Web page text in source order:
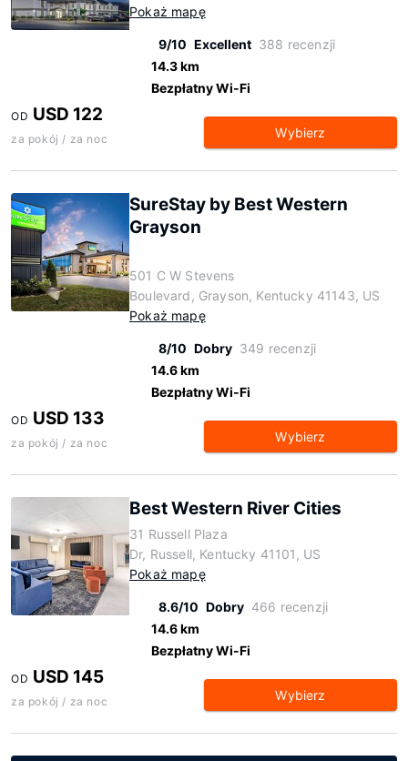
Pokaż mapę
9/10 Excellent 388 recenzji
14.3 km
Bezpłatny Wi-Fi
OD USD 122
za pokój / za noc Wybierz
SureStay by Best Western
Grayson
501 C W Stevens
Boulevard, Grayson, Kentucky 41143, US
Pokaż mapę
8/10 Dobry 349 recenzji
14.6 km
Bezpłatny Wi-Fi
OD USD 133
za pokój / za noc Wybierz
Best Western River Cities
31 Russell Plaza
Dr, Russell, Kentucky 41101, US
Pokaż mapę
8.6/10 Dobry 466 recenzji
14.6 km
Bezpłatny Wi-Fi
OD USD 145
za pokój / za noc Wybierz